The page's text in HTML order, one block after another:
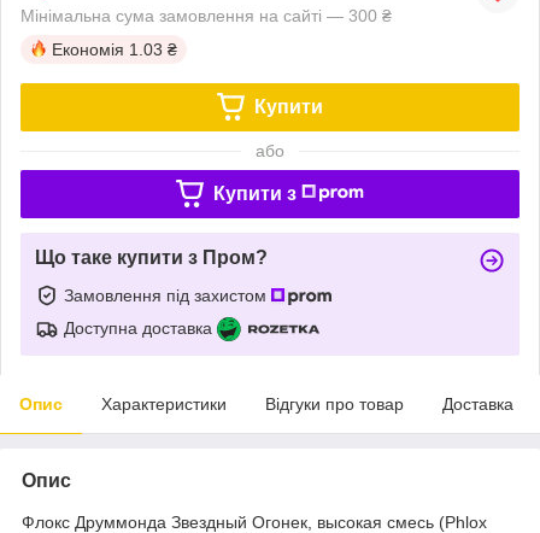
Мінімальна сума замовлення на сайті — 300 ₴
Економія 1.03 ₴
Купити
або
Купити з
Що таке купити з Пром?
Замовлення під захистом
Доступна доставка
Опис Характеристики Відгуки про товар Доставка
Опис
Флокс Друммонда Звездный Огонек, высокая смесь (Phlox